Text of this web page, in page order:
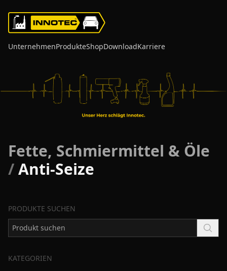
UnternehmenProdukteShopDownloadKarriere
Fette, Schmiermittel & Öle
/Anti-Seize
PRODUKTE SUCHEN
KATEGORIEN